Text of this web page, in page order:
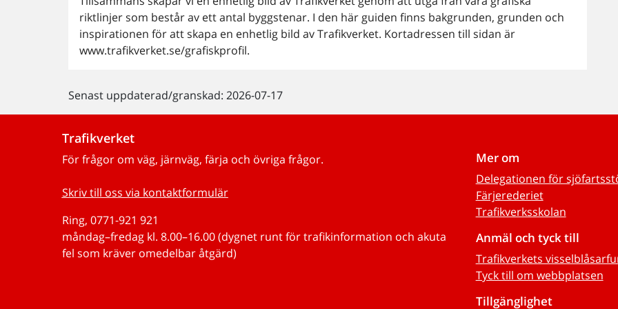
riktlinjer som består av ett antal byggstenar. I den här guiden finns bakgrunden, grunden och
inspirationen för att skapa en enhetlig bild av Trafikverket. Kortadressen till sidan är
www.trafikverket.se/grafiskprofil.
Senast uppdaterad/granskad: 2026-07-17
Trafikverket
För frågor om väg, järnväg, färja och övriga frågor.
Skriv till oss via kontaktformulär
Ring, 0771-921 921
måndag–fredag kl. 8.00–16.00 (dygnet runt för trafikinformation och akuta
fel som kräver omedelbar åtgärd)
Mer om
Delegationen för
Färjerederiet
Trafikverksskolan
Anmäl och tyck till
Trafikverkets
Tyck till om webbplatsen
Tillgänglighet